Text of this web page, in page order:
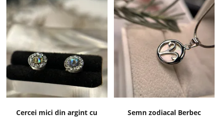
Cercei mici din argint cu
Semn zodiacal Berbec